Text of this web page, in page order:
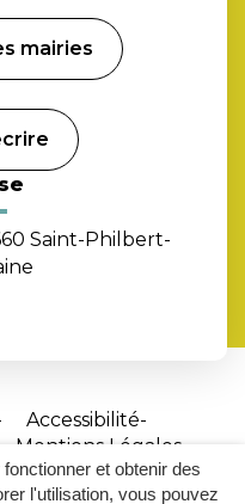
et obtenir des
l'utilisation, vous pouvez
mairies
Saint-Philbert-
Accessibilité
Mentions Légales